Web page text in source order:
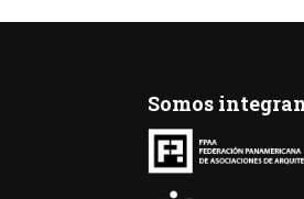
o
k
n
Somos